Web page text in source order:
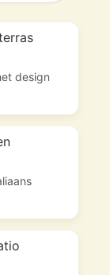
design